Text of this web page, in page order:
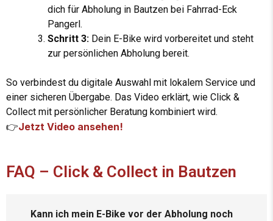
dich für Abholung in Bautzen bei Fahrrad-Eck
Pangerl.
Schritt 3: Dein E-Bike wird vorbereitet und steht
zur persönlichen Abholung bereit.
So verbindest du digitale Auswahl mit lokalem Service und
einer sicheren Übergabe. Das Video erklärt, wie Click &
Collect mit persönlicher Beratung kombiniert wird.
👉Jetzt Video ansehen!
FAQ – Click & Collect in Bautzen
Kann ich mein E-Bike vor der Abholung noch